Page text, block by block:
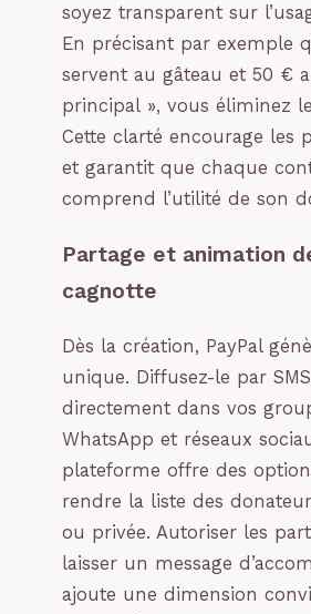
soyez transparent sur
En précisant par exemple
servent au gâteau et 50 €
principal », vous éliminez
Cette clarté encourage les
et garantit que chaque
comprend l’utilité de son
Partage et animation
cagnotte
Dès la création, PayPal
unique. Diffusez-le par
directement dans vos
WhatsApp et réseaux
plateforme offre des
rendre la liste des
ou privée. Autoriser les
laisser un message
ajoute une dimension